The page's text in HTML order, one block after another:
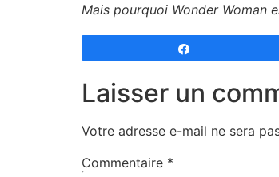
Mais pourquoi Wonder Woman
Laisser un
Votre adresse e-mail ne sera
Commentaire *